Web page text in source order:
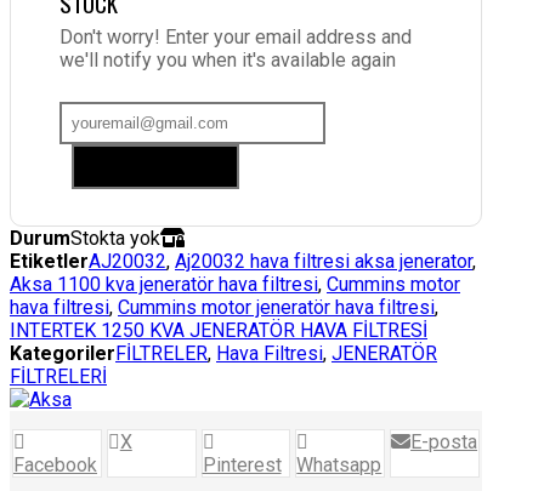
Don't worry! Enter your email address and
we'll notify you when it's available again
DurumStokta yok
EtiketlerAJ20032, Aj20032 hava filtresi aksa jenerator,
Aksa 1100 kva jeneratör hava filtresi, Cummins motor
hava filtresi, Cummins motor jeneratör hava filtresi,
INTERTEK 1250 KVA JENERATÖR HAVA FİLTRESİ
KategorilerFİLTRELER, Hava Filtresi, JENERATÖR
FİLTRELERİ
Facebook
X
Pinterest
Whatsapp
E-posta